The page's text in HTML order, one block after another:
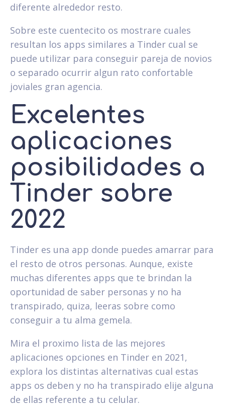
diferente alrededor resto.
Sobre este cuentecito os mostrare cuales
resultan los apps similares a Tinder cual se
puede utilizar para conseguir pareja de novios
o separado ocurrir algun rato confortable
joviales gran agencia.
Excelentes
aplicaciones
posibilidades a
Tinder sobre
2022
Tinder es una app donde puedes amarrar para
el resto de otros personas. Aunque, existe
muchas diferentes apps que te brindan la
oportunidad de saber personas y no ha
transpirado, quiza, leeras sobre como
conseguir a tu alma gemela.
Mira el proximo lista de las mejores
aplicaciones opciones en Tinder en 2021,
explora los distintas alternativas cual estas
apps os deben y no ha transpirado elije alguna
de ellas referente a tu celular.